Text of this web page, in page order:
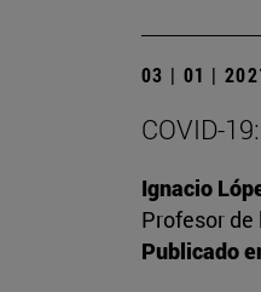
03 | 01 |
COVID-
Ignacio
Profesor
Publicado